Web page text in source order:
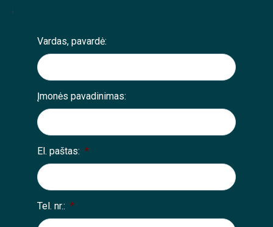
;
Vardas, pavardė:
Įmonės pavadinimas:
El. paštas: *
Tel. nr.: *